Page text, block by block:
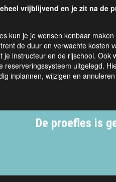
vrijblijvend en je zit na de
kun je je wensen kenbaar
de duur en verwachte kosten
je instructeur en de rijschool. Ook
reserveringssysteem uitgelegd.
inplannen, wijzigen en
De proefles is